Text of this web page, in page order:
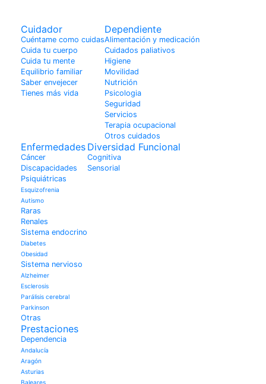
Cuidador
Cuéntame como cuidas
Cuida tu cuerpo
Cuida tu mente
Equilibrio familiar
Saber envejecer
Tienes más vida
Dependiente
Alimentación y medicación
Cuidados paliativos
Higiene
Movilidad
Nutrición
Psicologia
Seguridad
Servicios
Terapia ocupacional
Otros cuidados
Enfermedades
Cáncer
Discapacidades
Psiquiátricas
Esquizofrenia
Autismo
Raras
Renales
Sistema endocrino
Diabetes
Obesidad
Sistema nervioso
Alzheimer
Esclerosis
Parálisis cerebral
Parkinson
Otras
Diversidad Funcional
Cognitiva
Sensorial
Prestaciones
Dependencia
Andalucía
Aragón
Asturias
Baleares